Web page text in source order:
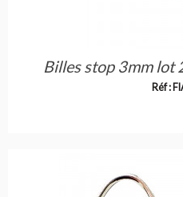
Billes stop 3mm lot
Réf :